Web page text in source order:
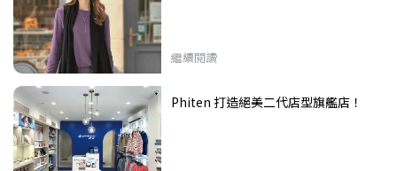
繼續閱讀
Phiten 打造絕美二代店型旗艦店！